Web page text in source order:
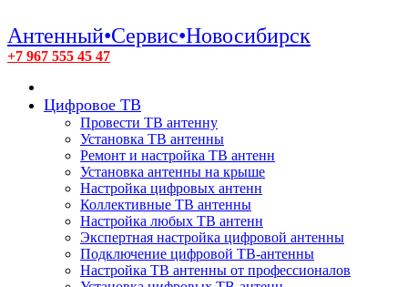
Антенный•Сервис•Новосибирск
+7 967 555 45 47
Цифровое ТВ
Провести ТВ антенну
Установка ТВ антенны
Ремонт и настройка ТВ антенн
Установка антенны на крыше
Настройка цифровых антенн
Коллективные ТВ антенны
Настройка любых ТВ антенн
Экспертная настройка цифровой антенны
Подключение цифровой ТВ-антенны
Настройка ТВ антенны от профессионалов